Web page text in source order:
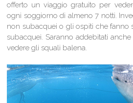
offerto un viaggio gratuito per
ogni soggiorno di almeno 7 notti.
non subacquei o gli ospiti che fanno
subacquei. Saranno addebitati
vedere gli squali balena.